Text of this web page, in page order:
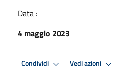
Data :
4 maggio 2023
Condividi Vedi azioni